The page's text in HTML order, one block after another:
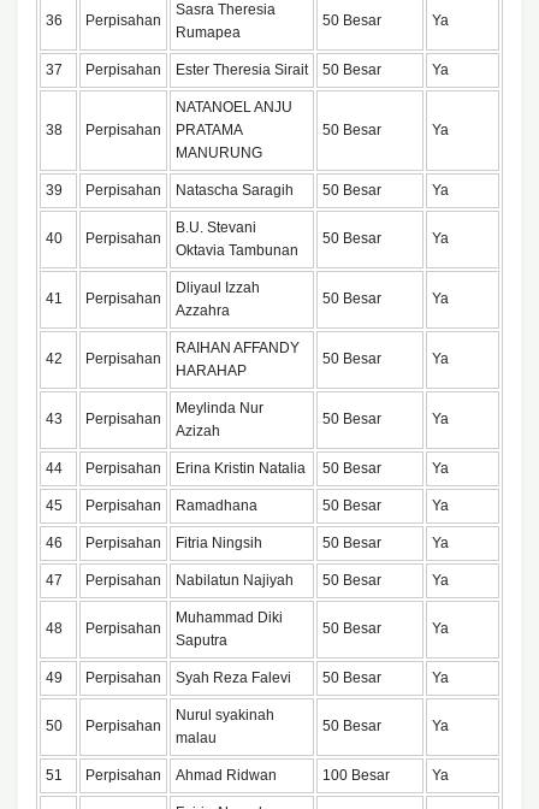
36 Perpisahan
Sasra Theresia
Rumapea
50 Besar Ya
37 Perpisahan Ester Theresia Sirait 50 Besar Ya
38 Perpisahan
NATANOEL ANJU
PRATAMA
MANURUNG
50 Besar Ya
39 Perpisahan Natascha Saragih 50 Besar Ya
40 Perpisahan
B.U. Stevani
Oktavia Tambunan
50 Besar Ya
41 Perpisahan
Dliyaul Izzah
Azzahra
50 Besar Ya
42 Perpisahan
RAIHAN AFFANDY
HARAHAP
50 Besar Ya
43 Perpisahan
Meylinda Nur
Azizah
50 Besar Ya
44 Perpisahan Erina Kristin Natalia 50 Besar Ya
45 Perpisahan Ramadhana 50 Besar Ya
46 Perpisahan Fitria Ningsih 50 Besar Ya
47 Perpisahan Nabilatun Najiyah 50 Besar Ya
48 Perpisahan
Muhammad Diki
Saputra
50 Besar Ya
49 Perpisahan Syah Reza Falevi 50 Besar Ya
50 Perpisahan
Nurul syakinah
malau
50 Besar Ya
51 Perpisahan Ahmad Ridwan 100 Besar Ya